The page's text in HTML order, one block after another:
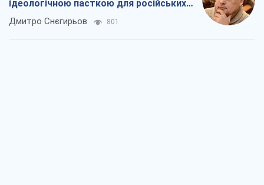
ідеологічною пасткою для російських
окупантів
Дмитро Снєгирьов 801